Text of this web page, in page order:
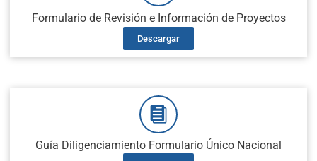
Formulario de Revisión e Información de Proyectos
Descargar
Guía Diligenciamiento Formulario Único Nacional